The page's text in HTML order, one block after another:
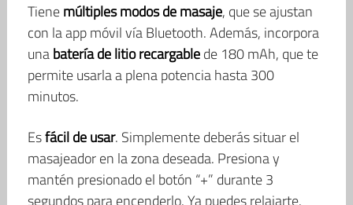
Tienemúltiples modos de masaje, que se ajustan
con la app móvil vía Bluetooth. Además, incorpora
unabatería de litio recargablede 180 mAh, que te
permite usarla a plena potencia hasta 300
minutos.
Esfácil de usar. Simplemente deberás situar el
masajeador en la zona deseada. Presiona y
mantén presionado el botón “+” durante 3